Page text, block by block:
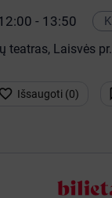
- 13:50
teatras, Laisvės
 Išsaugoti (0)